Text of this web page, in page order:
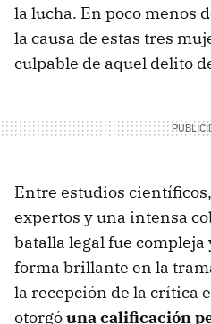
la lucha. En poco menos
la causa de estas tres
culpable de aquel delito
Entre estudios
expertos y una intensa
batalla legal fue
forma brillante en la
la recepción de la crítica
otorgóuna calificación